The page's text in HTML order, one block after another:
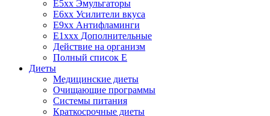
E5xx Эмульгаторы
E6xx Усилители вкуса
E9xx Антифламинги
E1xxx Дополнительные
Действие на организм
Полный список E
Диеты
Медицинские диеты
Очищающие программы
Системы питания
Краткосрочные диеты